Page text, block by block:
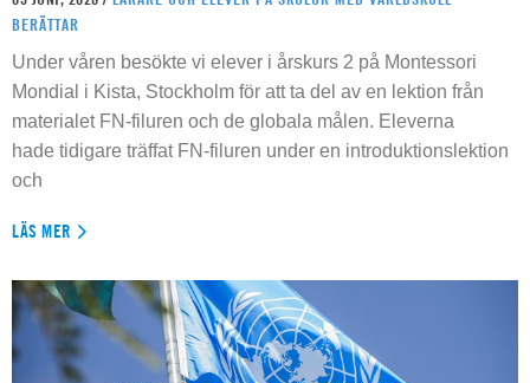
BERÄTTAR
Under våren besökte vi elever i årskurs 2 på Montessori
Mondial i Kista, Stockholm för att ta del av en lektion från
materialet FN-filuren och de globala målen. Eleverna
hade tidigare träffat FN-filuren under en introduktionslektion
och
LÄS MER